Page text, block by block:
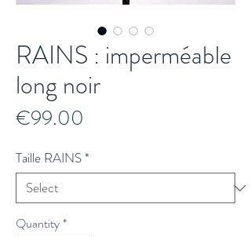
RAINS : imperméable
long noir
€99.00
Taille RAINS*
Quantity*